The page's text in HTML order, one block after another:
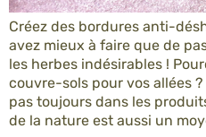
Créez des bordures anti-
avez mieux à faire que de
les herbes indésirables !
couvre-sols pour vos allées
pas toujours dans les
de la nature est aussi un